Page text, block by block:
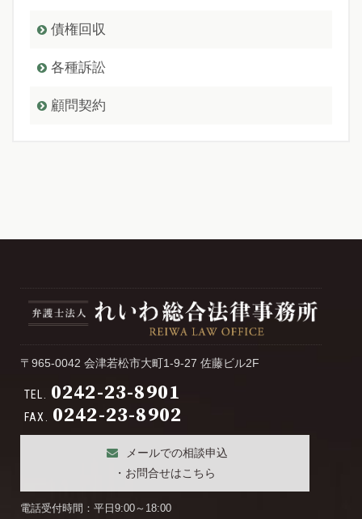
債権回収
各種訴訟
顧問契約
〒965-0042 会津若松市大町1-9-27 佐藤ビル2F
TEL. 0242-23-8901
FAX. 0242-23-8902
メールでの相談申込
・お問合せはこちら
電話受付時間：平日9:00～18:00